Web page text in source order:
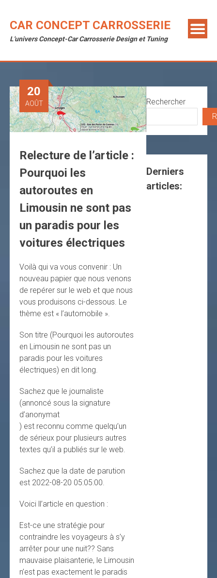
content
CAR CONCEPT CARROSSERIE
L'univers Concept-Car Carrosserie Design et Tuning
20
AOÛT
Relecture de l’article :
Pourquoi les
autoroutes en
Limousin ne sont pas
un paradis pour les
voitures électriques
Voilà qui va vous convenir : Un
nouveau papier que nous venons
de repérer sur le web et que nous
vous produisons ci-dessous. Le
thème est « l’automobile ».
Son titre (Pourquoi les autoroutes
en Limousin ne sont pas un
paradis pour les voitures
électriques) en dit long.
Sachez que le journaliste
(annoncé sous la signature
d’anonymat
) est reconnu comme quelqu’un
de sérieux pour plusieurs autres
textes qu’il a publiés sur le web.
Sachez que la date de parution
est 2022-08-20 05:05:00.
Voici ll’article en question :
Est-ce une stratégie pour
contraindre les voyageurs à s’y
arrêter pour une nuit?? Sans
mauvaise plaisanterie, le Limousin
n’est pas exactement le paradis
Rechercher
Derniers
articles: